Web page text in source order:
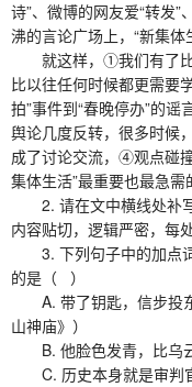
诗”、微博的网友爱“转发
沸的言论广场上，“新集体
就这样，①我们有了比
比以往任何时候都更需要
拍”事件到“春晚停办”的
舆论几度反转，很多时候
成了讨论交流，④观点碰
集体生活”最重要也最急需
2. 请在文中横线处补写
内容贴切，逻辑严密，每
3. 下列句子中的加点词
的是（ ）
A. 带了钥匙，信步投
山神庙》）
B. 他脸色发青，比乌云
C. 历史本身就是审判